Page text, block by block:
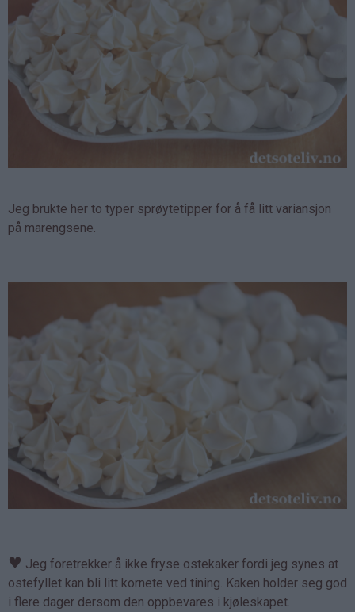
Jeg brukte her to typer sprøytetipper for å få litt variansjon
på marengsene.
♥ Jeg foretrekker å ikke fryse ostekaker fordi jeg synes at
ostefyllet kan bli litt kornete ved tining. Kaken holder seg god
i flere dager dersom den oppbevares i kjøleskapet.